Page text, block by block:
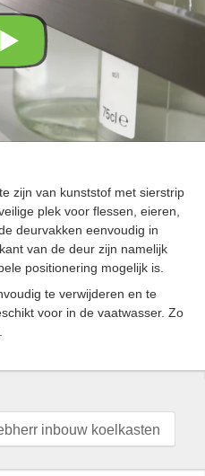
zijn van kunststof met sierstrip
plek voor flessen, eieren,
deurvakken eenvoudig in
van de deur zijn namelijk
positionering mogelijk is.
te verwijderen en te
voor in de vaatwasser. Zo
inbouw koelkasten